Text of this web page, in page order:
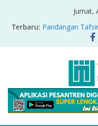
Jumat,
Terbaru: Pandangan
Nikel di Raja
PRODUK
Sirah Nabawiyah
Oversharing dan
Ayat Bicara Soal
Menyikapi
Cerminan